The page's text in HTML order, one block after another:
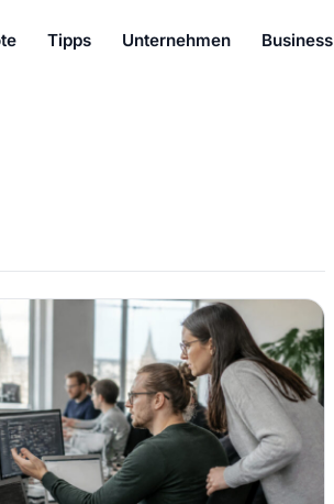
Tipps Unternehmen Business